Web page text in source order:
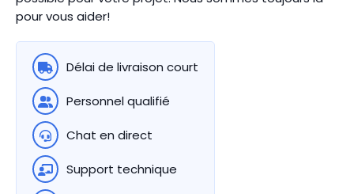
pour vous aider!
Délai de livraison court
Personnel qualifié
Chat en direct
Support technique